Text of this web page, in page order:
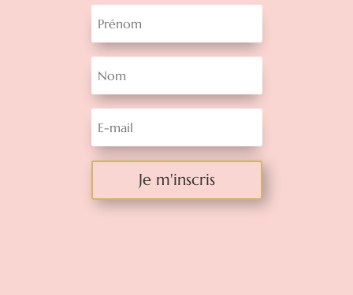
Je m'inscris